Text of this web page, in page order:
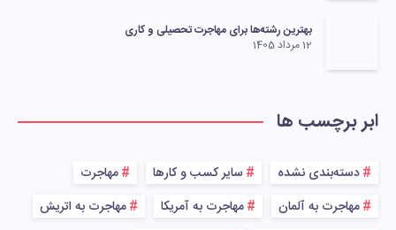
بهترین رشته‌ها برای مهاجرت تحصیلی و کاری
12 مرداد 1405
ابر برچسب ها
دسته‌بندی نشده سایر کسب و کارها
مهاجرت
مهاجرت به آلمان
مهاجرت به آمریکا
مهاجرت به اتریش